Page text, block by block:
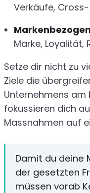
Verkäufe,
Marke, Loyalität,
Setze dir nicht zu
Ziele die
Unternehmens
fokussieren dich
Massnahmen auf
Damit du deine
der gesetzten
müssen vorab